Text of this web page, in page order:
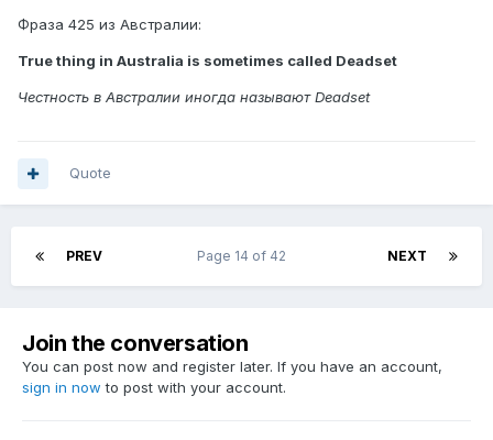
Фраза 425 из Австралии:
True thing in Australia is sometimes called Deadset
Честность в Австралии иногда называют Deadset
Quote
PREV NEXT
Page 14 of 42
Join the conversation
You can post now and register later. If you have an account,
sign in now to post with your account.